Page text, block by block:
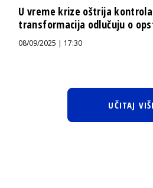
U vreme krize oštrija
transformacija odlučuju o
08/09/2025 | 17:30
UČITAJ